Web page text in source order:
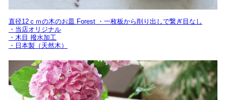
直径12ｃｍの木のお皿 Forest ・一枚板から削り出しで繋ぎ目なし
・当店オリジナル
・木目 撥水加工
・日本製（天然木）